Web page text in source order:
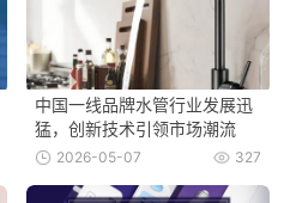
中国一线品牌水管行业发展迅
猛，创新技术引领市场潮流
327
2026-05-07